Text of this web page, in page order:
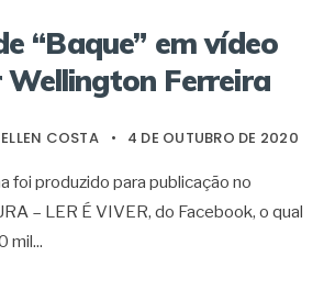
“Baque” em vídeo
Ferreira
ELLEN COSTA • 4 DE OUTUBRO DE 2020
foi produzido para publicação no
– LER É VIVER, do Facebook, o qual
mil...